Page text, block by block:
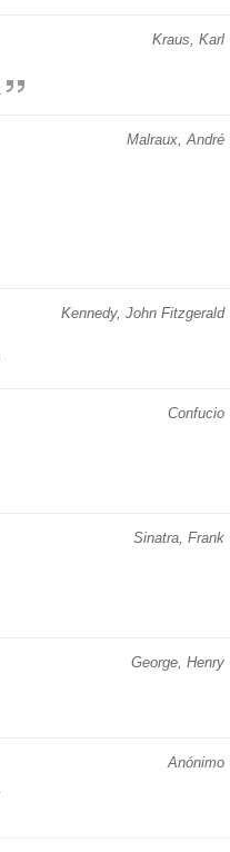
Kraus, Karl
Malraux, André
Kennedy, John Fitzgerald
Confucio
Sinatra, Frank
George, Henry
Anónimo